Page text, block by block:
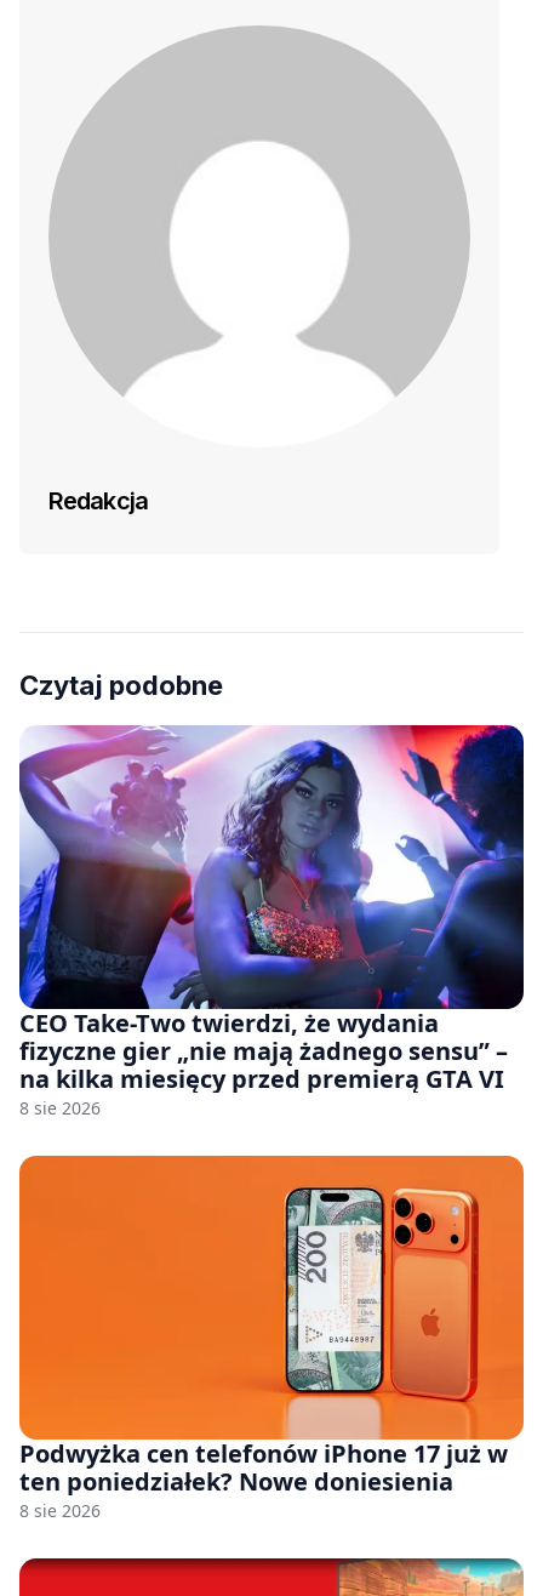
Redakcja
Czytaj podobne
CEO Take-Two twierdzi, że wydania
fizyczne gier „nie mają żadnego sensu” –
na kilka miesięcy przed premierą GTA VI
8 sie 2026
Podwyżka cen telefonów iPhone 17 już w
ten poniedziałek? Nowe doniesienia
8 sie 2026